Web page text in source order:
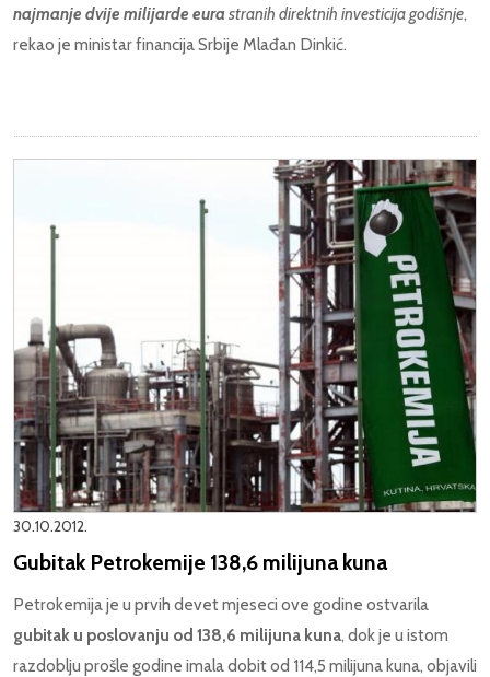
najmanje dvije milijarde eurastranih direktnih investicija godišnje,
rekao je ministar financija Srbije Mlađan Dinkić.
30.10.2012.
Gubitak Petrokemije 138,6 milijuna kuna
Petrokemija je u prvih devet mjeseci ove godine ostvarila
gubitak u poslovanju od 138,6 milijuna kuna, dok je u istom
razdoblju prošle godine imala dobit od 114,5 milijuna kuna, objavili